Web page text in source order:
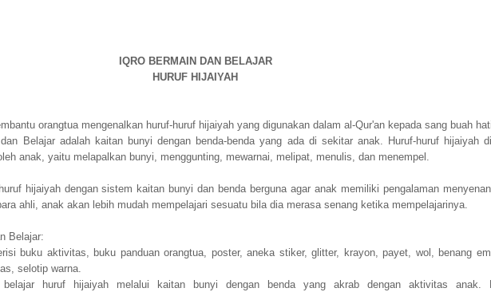
IQRO BERMAIN DAN BELAJAR
HURUF HIJAIYAH
orangtua mengenalkan huruf-huruf hijaiyah yang digunakan dalam al-Qur'an kepada sang buah
Belajar adalah kaitan bunyi dengan benda-benda yang ada di sekitar anak. Huruf-huruf hijaiyah
anak, yaitu melapalkan bunyi, menggunting, mewarnai, melipat, menulis, dan menempel.
hijaiyah dengan sistem kaitan bunyi dan benda berguna agar anak memiliki pengalaman
ahli, anak akan lebih mudah mempelajari sesuatu bila dia merasa senang ketika mempelajarinya.
Belajar:
buku aktivitas, buku panduan orangtua, poster, aneka stiker, glitter, krayon, payet, wol, benang
selotip warna.
belajar huruf hijaiyah melalui kaitan bunyi dengan benda yang akrab dengan aktivitas anak.